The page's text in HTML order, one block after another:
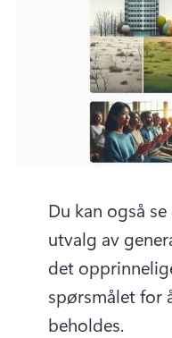
Du kan også
utvalg av
det
spørsmålet for
beholdes.